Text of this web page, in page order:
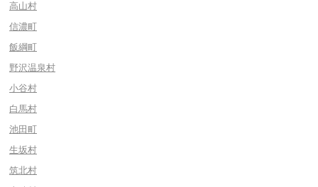
高山村
信濃町
飯綱町
野沢温泉村
小谷村
白馬村
池田町
生坂村
筑北村